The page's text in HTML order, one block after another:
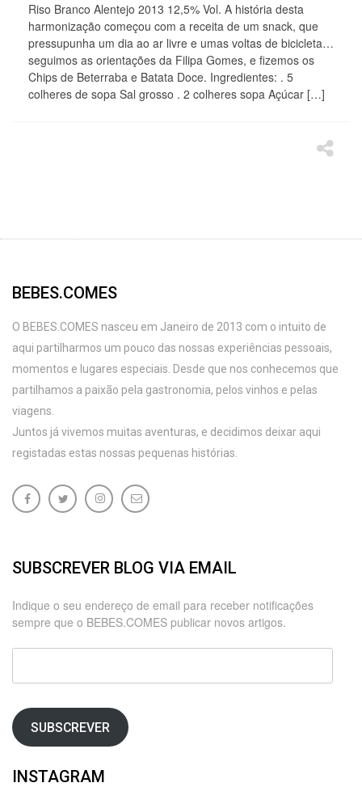
Riso Branco Alentejo 2013 12,5% Vol. A história desta
harmonização começou com a receita de um snack, que
pressupunha um dia ao ar livre e umas voltas de bicicleta…
seguimos as orientações da Filipa Gomes, e fizemos os
Chips de Beterraba e Batata Doce. Ingredientes: . 5
colheres de sopa Sal grosso . 2 colheres sopa Açúcar […]
BEBES.COMES
O BEBES.COMES nasceu em Janeiro de 2013 com o intuito de
aqui partilharmos um pouco das nossas experiências pessoais,
momentos e lugares especiais. Desde que nos conhecemos que
partilhamos a paixão pela gastronomia, pelos vinhos e pelas
viagens.
Juntos já vivemos muitas aventuras, e decidimos deixar aqui
registadas estas nossas pequenas histórias.
SUBSCREVER BLOG VIA EMAIL
Indique o seu endereço de email para receber notificações
sempre que o BEBES.COMES publicar novos artigos.
SUBSCREVER
INSTAGRAM